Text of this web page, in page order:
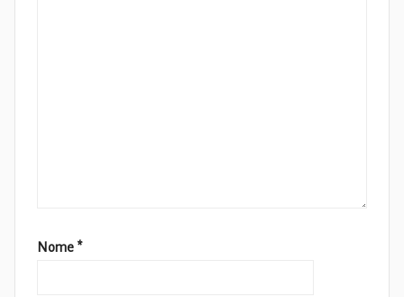
Nome *